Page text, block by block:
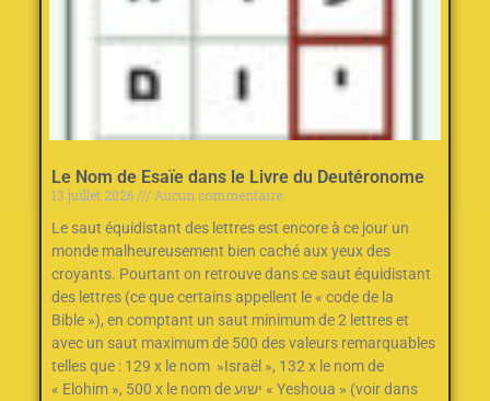
Le Nom de Esaïe dans le Livre du Deutéronome
13 juillet 2026
Aucun commentaire
Le saut équidistant des lettres est encore à ce jour un
monde malheureusement bien caché aux yeux des
croyants. Pourtant on retrouve dans ce saut équidistant
des lettres (ce que certains appellent le « code de la
Bible »), en comptant un saut minimum de 2‭ ‬lettres et
avec un saut maximum de 500‭ des valeurs remarquables
telles que : ‬129‭ ‬x le nom‭ ‬ »Israël »‭, ‬132‭ ‬x le nom de
« Elohim »‭, ‬500‭ ‬x le nom de ישוע « Yeshoua » (voir dans